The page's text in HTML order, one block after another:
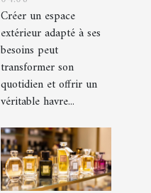
terrasse et un
balcon pour
votre espace
extérieur ?
Créer un espace
extérieur adapté à ses
besoins peut
transformer son
quotidien et offrir un
véritable havre...